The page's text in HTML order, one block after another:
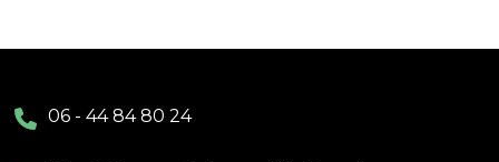
06 - 44 84 80 24